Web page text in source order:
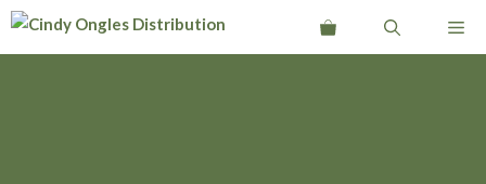
Aller